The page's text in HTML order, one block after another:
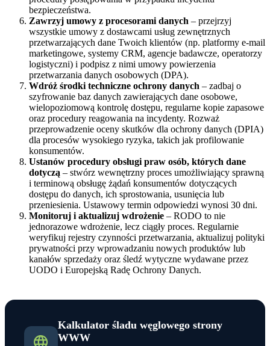
bezpieczeństwa.
Zawrzyj umowy z procesorami danych – przejrzyj
wszystkie umowy z dostawcami usług zewnętrznych
przetwarzających dane Twoich klientów (np. platformy e-mail
marketingowe, systemy CRM, agencje badawcze, operatorzy
logistyczni) i podpisz z nimi umowy powierzenia
przetwarzania danych osobowych (DPA).
Wdróż środki techniczne ochrony danych – zadbaj o
szyfrowanie baz danych zawierających dane osobowe,
wielopoziomową kontrolę dostępu, regularne kopie zapasowe
oraz procedury reagowania na incydenty. Rozważ
przeprowadzenie oceny skutków dla ochrony danych (DPIA)
dla procesów wysokiego ryzyka, takich jak profilowanie
konsumentów.
Ustanów procedury obsługi praw osób, których dane
dotyczą – stwórz wewnętrzny proces umożliwiający sprawną
i terminową obsługę żądań konsumentów dotyczących
dostępu do danych, ich sprostowania, usunięcia lub
przeniesienia. Ustawowy termin odpowiedzi wynosi 30 dni.
Monitoruj i aktualizuj wdrożenie – RODO to nie
jednorazowe wdrożenie, lecz ciągły proces. Regularnie
weryfikuj rejestry czynności przetwarzania, aktualizuj polityki
prywatności przy wprowadzaniu nowych produktów lub
kanałów sprzedaży oraz śledź wytyczne wydawane przez
UODO i Europejską Radę Ochrony Danych.
Kalkulator śladu węglowego strony
WWW